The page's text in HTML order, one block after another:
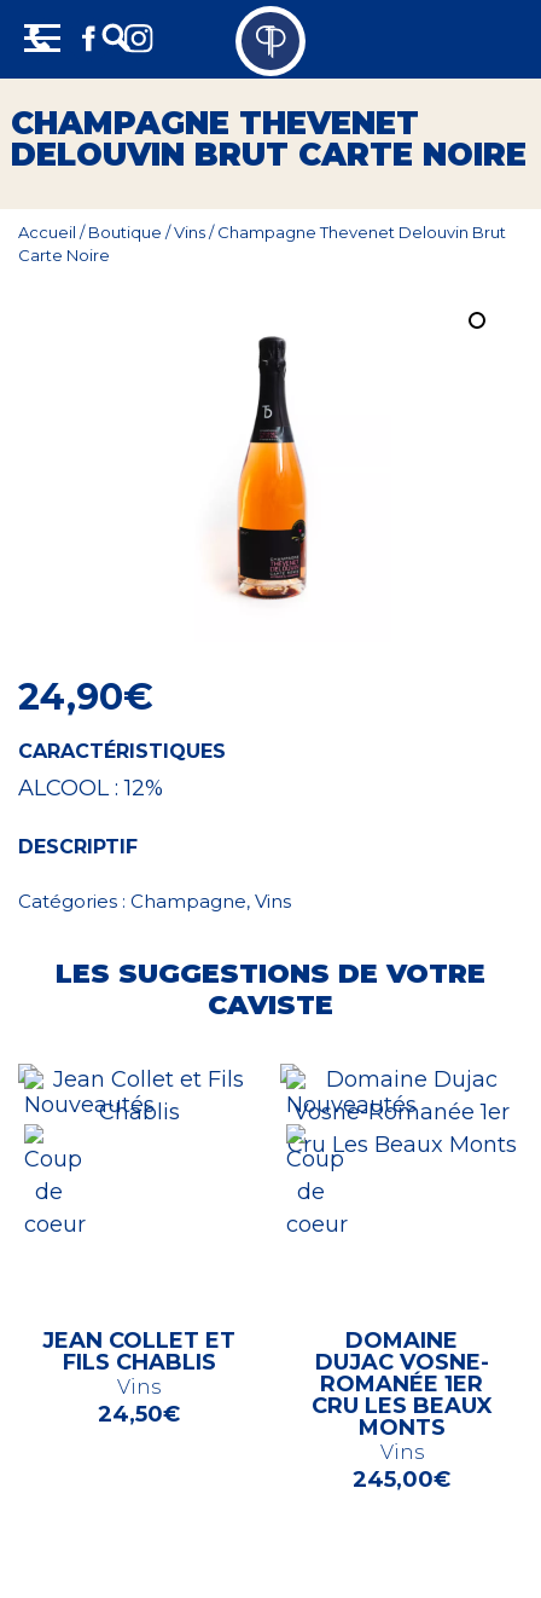
content
CHAMPAGNE THEVENET
DELOUVIN BRUT CARTE NOIRE
Accueil /Boutique /Vins/Champagne Thevenet Delouvin Brut
Carte Noire
24,90€
CARACTÉRISTIQUES
ALCOOL :12%
DESCRIPTIF
Catégories : Champagne, Vins
LES SUGGESTIONS DE VOTRE
CAVISTE
JEAN COLLET ET
FILS CHABLIS
Vins
24,50€
DOMAINE
DUJAC VOSNE-
ROMANÉE 1ER
CRU LES BEAUX
MONTS
Vins
245,00€
Champagne
Whisky
Panneau de gestion des cookies